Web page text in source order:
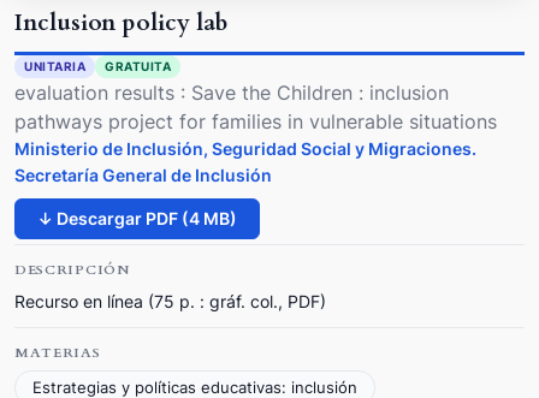
Inclusion policy lab
UNITARIA GRATUITA
evaluation results : Save the Children : inclusion
pathways project for families in vulnerable situations
Ministerio de Inclusión, Seguridad Social y Migraciones.
Secretaría General de Inclusión
↓ Descargar PDF (4 MB)
DESCRIPCIÓN
Recurso en línea (75 p. : gráf. col., PDF)
MATERIAS
Estrategias y políticas educativas: inclusión